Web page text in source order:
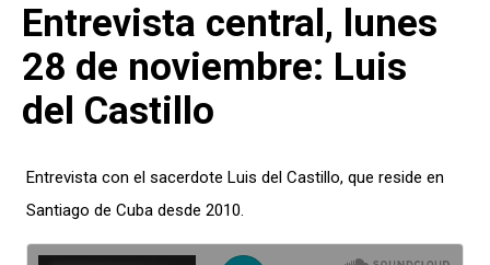
Entrevista central, lunes
28 de noviembre: Luis
del Castillo
Entrevista con el sacerdote Luis del Castillo, que reside en
Santiago de Cuba desde 2010.